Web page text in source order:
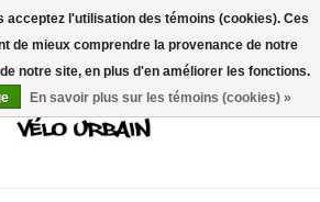
0 Articles - 0,00$CA
acceptez l'utilisation des témoins (cookies). Ces
de mieux comprendre la provenance de notre
notre site, en plus d'en améliorer les fonctions.
En savoir plus sur les témoins (cookies) »